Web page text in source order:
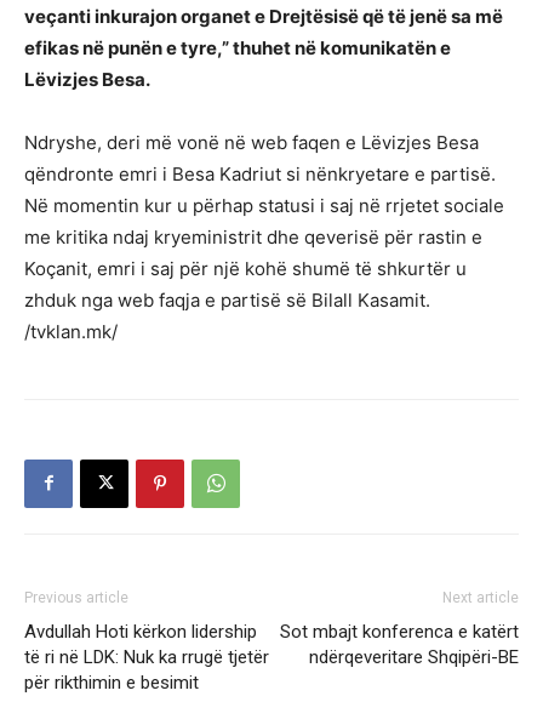
veçanti inkurajon organet e Drejtësisë që të jenë sa më
efikas në punën e tyre,” thuhet në komunikatën e
Lëvizjes Besa.
Ndryshe, deri më vonë në web faqen e Lëvizjes Besa
qëndronte emri i Besa Kadriut si nënkryetare e partisë.
Në momentin kur u përhap statusi i saj në rrjetet sociale
me kritika ndaj kryeministrit dhe qeverisë për rastin e
Koçanit, emri i saj për një kohë shumë të shkurtër u
zhduk nga web faqja e partisë së Bilall Kasamit.
/tvklan.mk/
Previous article
Avdullah Hoti kërkon lidership
të ri në LDK: Nuk ka rrugë tjetër
për rikthimin e besimit
Next article
Sot mbajt konferenca e katërt
ndërqeveritare Shqipëri-BE